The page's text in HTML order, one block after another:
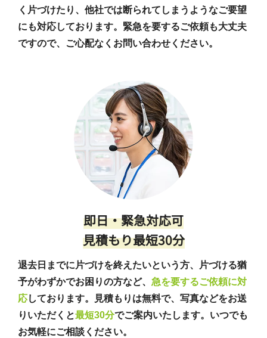
く片づけたり、他社では断られてしまうようなご要望
にも対応しております。緊急を要するご依頼も大丈夫
ですので、ご心配なくお問い合わせください。
即日・緊急対応可
見積もり最短30分
退去日までに片づけを終えたいという方、片づける猶
予がわずかでお困りの方など、 急を要するご依頼に対
応しております。見積もりは無料で、写真などをお送
りいただくと最短30分でご案内いたします。いつでも
お気軽にご相談ください。